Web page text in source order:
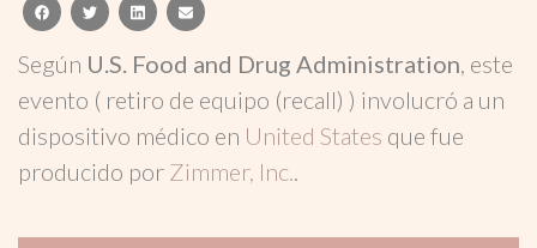
facebooktwitterlinkedinemail
Según U.S. Food and Drug Administration, este
evento ( retiro de equipo (recall) ) involucró a un
dispositivo médico en United States que fue
producido por Zimmer, Inc..